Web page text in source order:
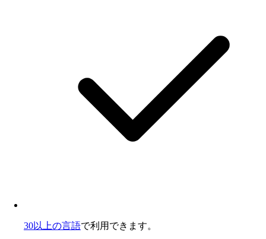
30以上の言語で利用できます。